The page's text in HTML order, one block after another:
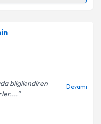
verilerimin belirtilen
Gönder
takvimi talebi
almanız için bir
ile bilgilendireceğiz.
ilişkin
bilgilendiren
Devamı